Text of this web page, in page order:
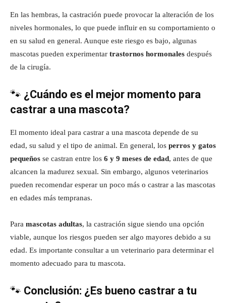
En las hembras, la castración puede provocar la alteración de los
niveles hormonales, lo que puede influir en su comportamiento o
en su salud en general. Aunque este riesgo es bajo, algunas
mascotas pueden experimentar trastornos hormonales después
de la cirugía.
🐾 ¿Cuándo es el mejor momento para
castrar a una mascota?
El momento ideal para castrar a una mascota depende de su
edad, su salud y el tipo de animal. En general, los perros y gatos
pequeños se castran entre los 6 y 9 meses de edad, antes de que
alcancen la madurez sexual. Sin embargo, algunos veterinarios
pueden recomendar esperar un poco más o castrar a las mascotas
en edades más tempranas.
Para mascotas adultas, la castración sigue siendo una opción
viable, aunque los riesgos pueden ser algo mayores debido a su
edad. Es importante consultar a un veterinario para determinar el
momento adecuado para tu mascota.
🐾 Conclusión: ¿Es bueno castrar a tu